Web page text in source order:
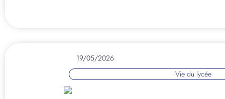
19/05/2026
Vie du lycée